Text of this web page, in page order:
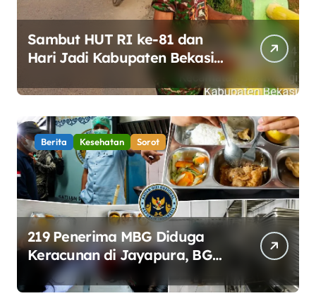
Sambut HUT RI ke-81 dan
Hari Jadi Kabupaten Bekasi
ke-76, Pemdes Muara bakti
Gotong Royong Percantik
Jembatan CBL
Berita Kesehatan Sorot
219 Penerima MBG Diduga
Keracunan di Jayapura, BGN
Perketat Pengawasan
Keamanan Pangan